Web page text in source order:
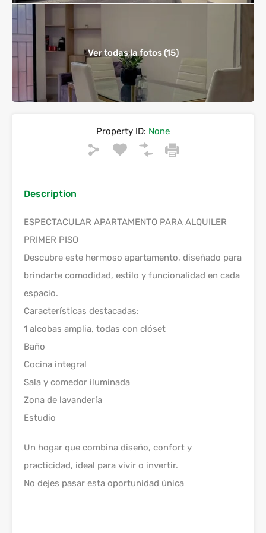
Ver todas la fotos (15)
Property ID: None
Description
ESPECTACULAR APARTAMENTO PARA ALQUILER
PRIMER PISO
Descubre este hermoso apartamento, diseñado para
brindarte comodidad, estilo y funcionalidad en cada
espacio.
Características destacadas:
1 alcobas amplia, todas con clóset
Baño
Cocina integral
Sala y comedor iluminada
Zona de lavandería
Estudio
Un hogar que combina diseño, confort y
practicidad, ideal para vivir o invertir.
No dejes pasar esta oportunidad única